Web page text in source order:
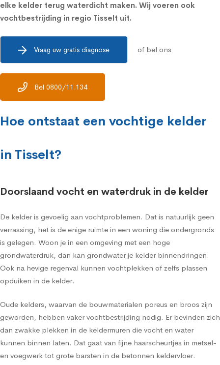
elke kelder terug waterdicht maken. Wij voeren ook
vochtbestrijding in regio Tisselt uit.
Vraag uw gratis diagnose of bel ons
Bel 0800/11.134
Hoe ontstaat een vochtige kelder
in Tisselt?
Doorslaand vocht en waterdruk in de kelder
De kelder is gevoelig aan vochtproblemen. Dat is natuurlijk geen
verrassing, het is de enige ruimte in een woning die ondergronds
is gelegen. Woon je in een omgeving met een hoge
grondwaterdruk, dan kan grondwater je kelder binnendringen.
Ook na hevige regenval kunnen vochtplekken of zelfs plassen
opduiken in de kelder.
Oude kelders, waarvan de bouwmaterialen poreus en broos zijn
geworden, hebben vaker vochtbestrijding nodig. Er bevinden zich
dan zwakke plekken in de keldermuren die vocht en water
kunnen binnen laten. Dat gaat van fijne haarscheurtjes in metsel-
en voegwerk tot grote barsten in de betonnen keldervloer.